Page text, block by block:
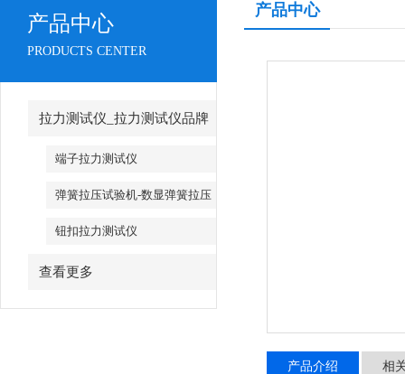
产品中心
PRODUCTS CENTER
拉力测试仪_拉力测试仪品牌
端子拉力测试仪
弹簧拉压试验机-数显弹簧拉压
试验机
钮扣拉力测试仪
查看更多
产品中心
产品介绍 相